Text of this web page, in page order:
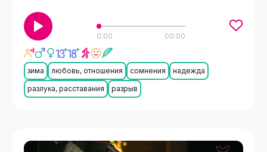
0:00 00:00
зима любовь, отношения сомнения
надежда
разлука, расставания
разрыв